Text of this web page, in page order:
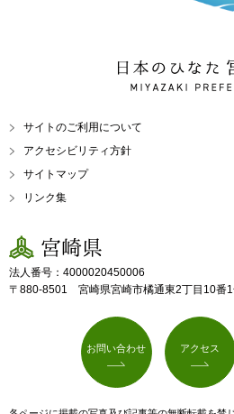
日本のひなた 宮崎県
MIYAZAKI
サイトのご利用について
アクセシビリティ方針
サイトマップ
リンク集
宮崎県
法人番号：4000020450006
〒880-8501 宮崎県宮崎市橘通東2丁目10番
お問い合わせ アクセス